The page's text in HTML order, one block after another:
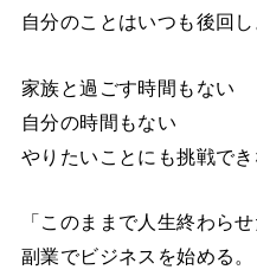
自分のことはいつも後回し
家族と過ごす時間もない
自分の時間もない
やりたいことにも挑戦でき
「このままで人生終わら
副業でビジネスを始める。